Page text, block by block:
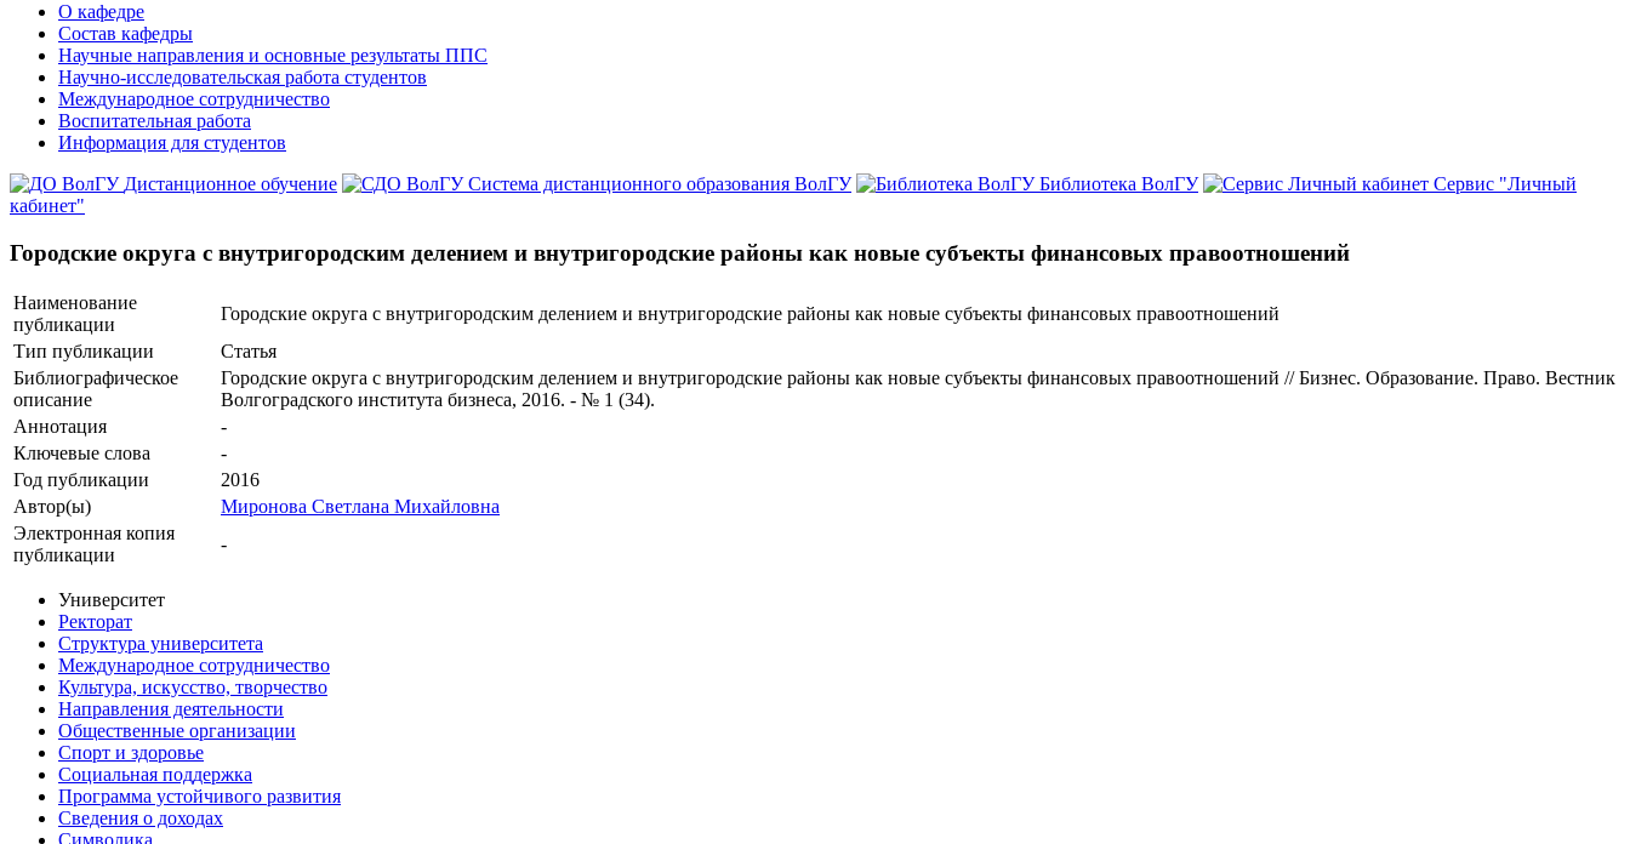
О кафедре
Состав кафедры
Научные направления и основные результаты ППС
Научно-исследовательская работа студентов
Международное сотрудничество
Воспитательная работа
Информация для студентов
Дистанционное обучение
Система дистанционного образования ВолГУ Библиотека ВолГУ
Сервис "Личный
кабинет"
Городские округа с внутригородским делением и внутригородские районы как новые субъекты финансовых правоотношений
Наименование
публикации
Городские округа с внутригородским делением и внутригородские районы как новые субъекты финансовых правоотношений
Тип публикации
Статья
Библиографическое
описание
Городские округа с внутригородским делением и внутригородские районы как новые субъекты финансовых правоотношений // Бизнес. Образование. Право. Вестник
Волгоградского института бизнеса, 2016. - № 1 (34).
Аннотация
-
Ключевые cлова
-
Год публикации
2016
Автор(ы)
Миронова Светлана Михайловна
Электронная копия
публикации
-
Университет
Ректорат
Структура университета
Международное сотрудничество
Культура, искусство, творчество
Направления деятельности
Общественные организации
Спорт и здоровье
Социальная поддержка
Программа устойчивого развития
Сведения о доходах